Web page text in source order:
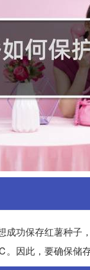
成功保存红薯种子
因此，要确保储